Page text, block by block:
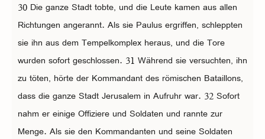
30 Die ganze Stadt tobte, und die Leute kamen aus allen
Richtungen angerannt. Als sie Paulus ergriffen, schleppten
sie ihn aus dem Tempelkomplex heraus, und die Tore
wurden sofort geschlossen. 31 Während sie versuchten, ihn
zu töten, hörte der Kommandant des römischen Bataillons,
dass die ganze Stadt Jerusalem in Aufruhr war. 32 Sofort
nahm er einige Offiziere und Soldaten und rannte zur
Menge. Als sie den Kommandanten und seine Soldaten